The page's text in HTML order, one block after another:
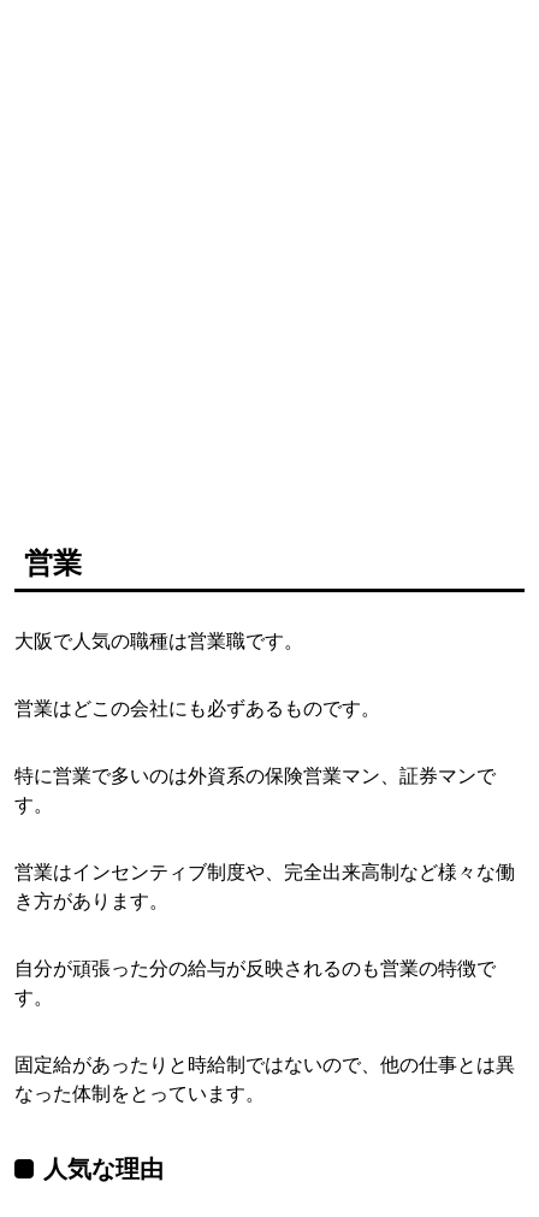
営業
大阪で人気の職種は営業職です。
営業はどこの会社にも必ずあるものです。
特に営業で多いのは外資系の保険営業マン、証券マンで
す。
営業はインセンティブ制度や、完全出来高制など様々な働
き方があります。
自分が頑張った分の給与が反映されるのも営業の特徴で
す。
固定給があったりと時給制ではないので、他の仕事とは異
なった体制をとっています。
人気な理由